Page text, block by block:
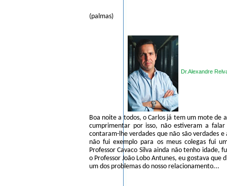
(palmas)
Dr.Alexandre
Boa noite a todos, o Carlos já tem um mote de
cumprimentar por isso, não estiveram a
contaram-lhe verdades que não são verdades
não fui exemplo para os meus colegas fui
Professor Cavaco Silva ainda não tenho idade,
o Professor João Lobo Antunes, eu gostava que
um dos problemas do nosso relacionamento...